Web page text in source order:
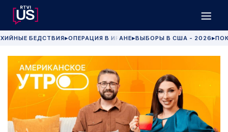
БЕДСТВИЯ▶ОПЕРАЦИЯ В ИРАНЕ▶ВЫБОРЫ В США - 2026 ▶